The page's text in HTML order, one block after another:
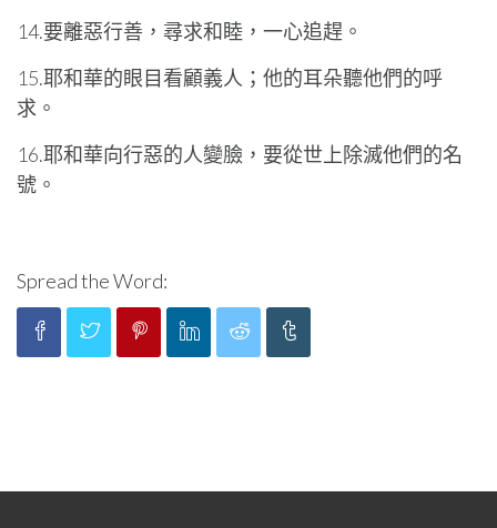
14.要離惡行善，尋求和睦，一心追趕。
15.耶和華的眼目看顧義人；他的耳朵聽他們的呼
求。
16.耶和華向行惡的人變臉，要從世上除滅他們的名
號。
Spread the Word: